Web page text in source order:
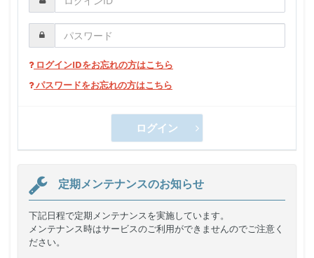
ログインIDをお忘れの方はこちら
パスワードをお忘れの方はこちら
ログイン
定期メンテナンスのお知らせ
下記日程で定期メンテナンスを実施しています。
メンテナンス時はサービスのご利用ができませんのでご注意く
ださい。